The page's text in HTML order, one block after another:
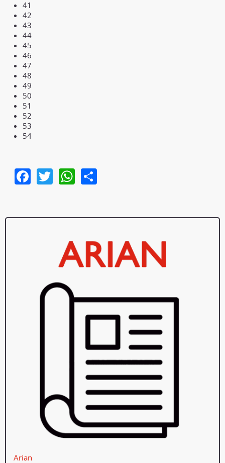
41
42
43
44
45
46
47
48
49
50
51
52
53
54
Facebook
TwitterWhatsApp
Arian